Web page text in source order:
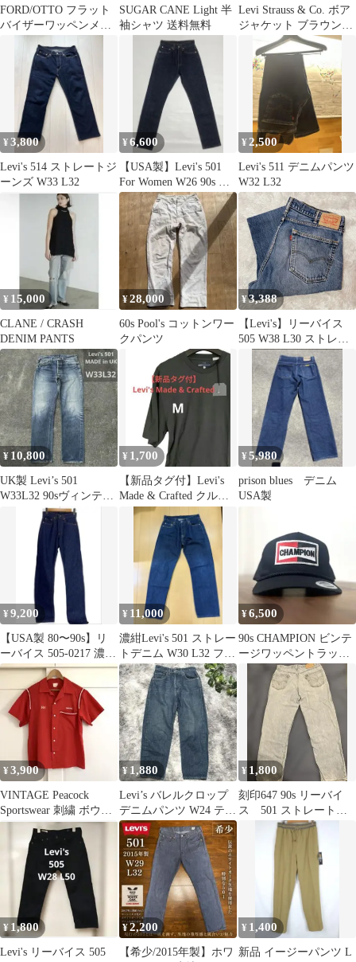
FORD/OTTO フラット
バイザーワッペンメッ
シュキャップ チャコ
ールグレー
SUGAR CANE Light 半
袖シャツ 送料無料
Levi Strauss & Co. ボア
ジャケット ブラウン
¥3,800
Levi's 514 ストレートジ
ーンズ W33 L32
¥6,600
【USA製】Levi's 501
For Women W26 90s 濃
紺
¥ 2,500
Levi's 511 デニムパンツ
W32 L32
¥ 15,000
CLANE / CRASH
DENIM PANTS
¥28,000
60s Pool's コットンワー
クパンツ
¥3,388
【Levi's】リーバイス
505 W38 L30 ストレー
ト デニムパンツ ジーン
ズ 極太 ビッグサイズ
ブルー コットン100 レ
ソト製 古着
¥ 10,800
UK製 Levi’s 501
W33L32 90sヴィンテー
ジ ユーロリーバイス
¥ 1,700
【新品タグ付】Levi's
Made & Crafted クルー
ネック Tシャツ
¥5,980
prison blues デニム
USA製
¥9,200
【USA製 80〜90s】リ
ーバイス 505-0217 濃紺
極美品 L34
¥ 11,000
濃紺Levi's 501 ストレー
トデニム W30 L32 フィ
リピン製 金脇割
¥6,500
90s CHAMPION ビンテ
ージワッペントラッカ
ーキャップ チャンピオ
¥3,900
VINTAGE Peacock
Sportswear 刺繍 ボウリ
ングシャツ古着
¥1,880
Levi’s バレルクロップ
デニムパンツ W24 テー
パード
¥ 1,800
刻印647 90s リーバイ
ス 501 ストレートデ
ニム 36/32
¥ 1,800
Levi's リーバイス 505
¥2,200
【希少/2015年製】ホワ
¥ 1,400
新品 イージーパンツ L